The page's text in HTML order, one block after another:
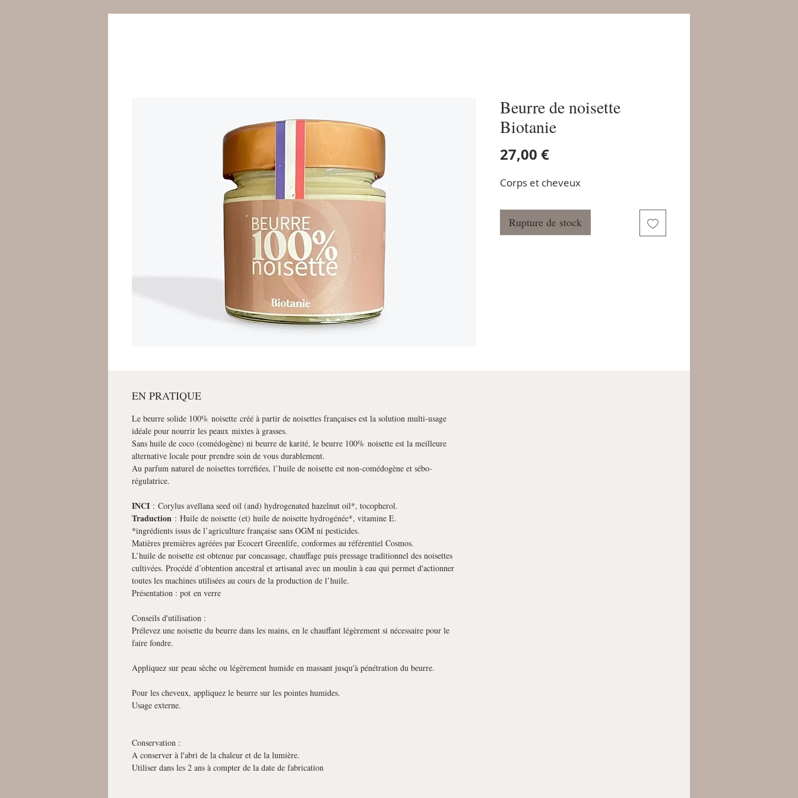
Beurre de noisette
Biotanie
27,00 €Prix
Corps et cheveux
Rupture de stock
EN PRATIQUE
Le beurre solide 100% noisette créé à partir de noisettes françaises est la solution multi-usage
idéale pour nourrir les peaux mixtes à grasses.
Sans huile de coco (comédogène) ni beurre de karité, le beurre 100% noisette est la meilleure
alternative locale pour prendre soin de vous durablement.
Au parfum naturel de noisettes torréfiées, l’huile de noisette est non-comédogène et sébo-
régulatrice.
INCI : Corylus avellana seed oil (and) hydrogenated hazelnut oil*, tocopherol.
Traduction : Huile de noisette (et) huile de noisette hydrogénée*, vitamine E.
*ingrédients issus de l’agriculture française sans OGM ni pesticides.
Matières premières agréées par Ecocert Greenlife, conformes au référentiel Cosmos.
L’huile de noisette est obtenue par concassage, chauffage puis pressage traditionnel des noisettes
cultivées. Procédé d’obtention ancestral et artisanal avec un moulin à eau qui permet d'actionner
toutes les machines utilisées au cours de la production de l’huile.
Présentation : pot en verre
Conseils d'utilisation :
Prélevez une noisette du beurre dans les mains, en le chauffant légèrement si nécessaire pour le
faire fondre.
Appliquez sur peau sèche ou légèrement humide en massant jusqu'à pénétration du beurre.
Pour les cheveux, appliquez le beurre sur les pointes humides.
Usage externe.
Conservation :
A conserver à l'abri de la chaleur et de la lumière.
Utiliser dans les 2 ans à compter de la date de fabrication